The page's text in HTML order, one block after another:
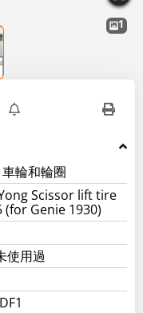
1
輪和輪圈
Scissor lift tire
(for Genie 1930)
使用過